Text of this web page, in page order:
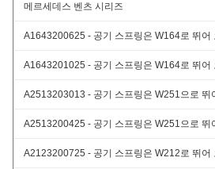
메르세데스 벤츠 시리즈
A1643200625 - 공기 스프링은 W164로 뛰어
A1643201025 - 공기 스프링은 W164로 뛰어
A2513203013 - 공기 스프링은 W251으로 뛰
A2513200425 - 공기 스프링은 W251으로 뛰
A2123200725 - 공기 스프링은 W212로 뛰어